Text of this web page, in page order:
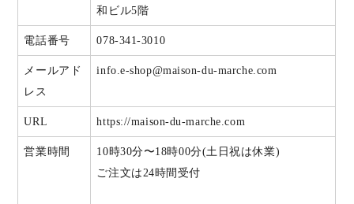
和ビル5階
電話番号 078-341-3010
メールアド
レス
info.e-shop@maison-du-marche.com
URL https://maison-du-marche.com
営業時間
10時30分〜18時00分(土日祝は休業)
ご注文は24時間受付